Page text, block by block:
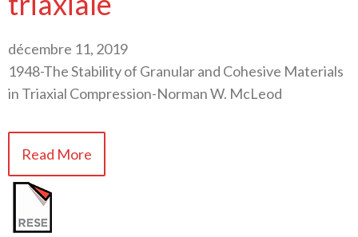
décembre 11, 2019
1948-The Stability of Granular and Cohesive Materials
in Triaxial Compression-Norman W. McLeod
Read More